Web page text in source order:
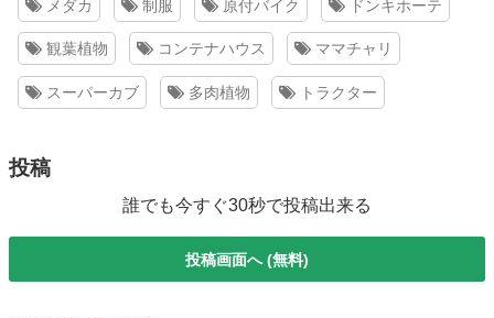
メダカ 制服 原付バイク ドンキホーテ
観葉植物 コンテナハウス ママチャリ
スーパーカブ 多肉植物 トラクター
投稿
誰でも今すぐ30秒で投稿出来る
投稿画面へ (無料)